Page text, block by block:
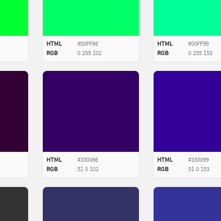
HTML
#00FF66
RGB
0 255 102
HTML
#00FF99
RGB
0 255 153
HTML
#330066
RGB
51 0 102
HTML
#330099
RGB
51 0 153